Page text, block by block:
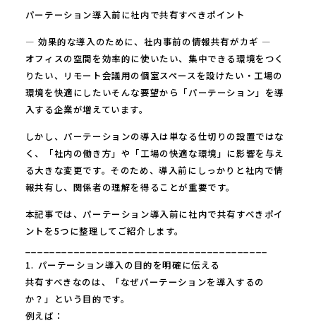
パーテーション導入前に社内で共有すべきポイント
― 効果的な導入のために、社内事前の情報共有がカギ ―
オフィスの空間を効率的に使いたい、集中できる環境をつく
りたい、リモート会議用の個室スペースを設けたい・工場の
環境を快適にしたいそんな要望から「パーテーション」を導
入する企業が増えています。
しかし、パーテーションの導入は単なる仕切りの設置ではな
く、「社内の働き方」や「工場の快適な環境」に影響を与え
る大きな変更です。そのため、導入前にしっかりと社内で情
報共有し、関係者の理解を得ることが重要です。
本記事では、パーテーション導入前に社内で共有すべきポイ
ントを5つに整理してご紹介します。
1. パーテーション導入の目的を明確に伝える
共有すべきなのは、「なぜパーテーションを導入するの
か？」という目的です。
例えば：